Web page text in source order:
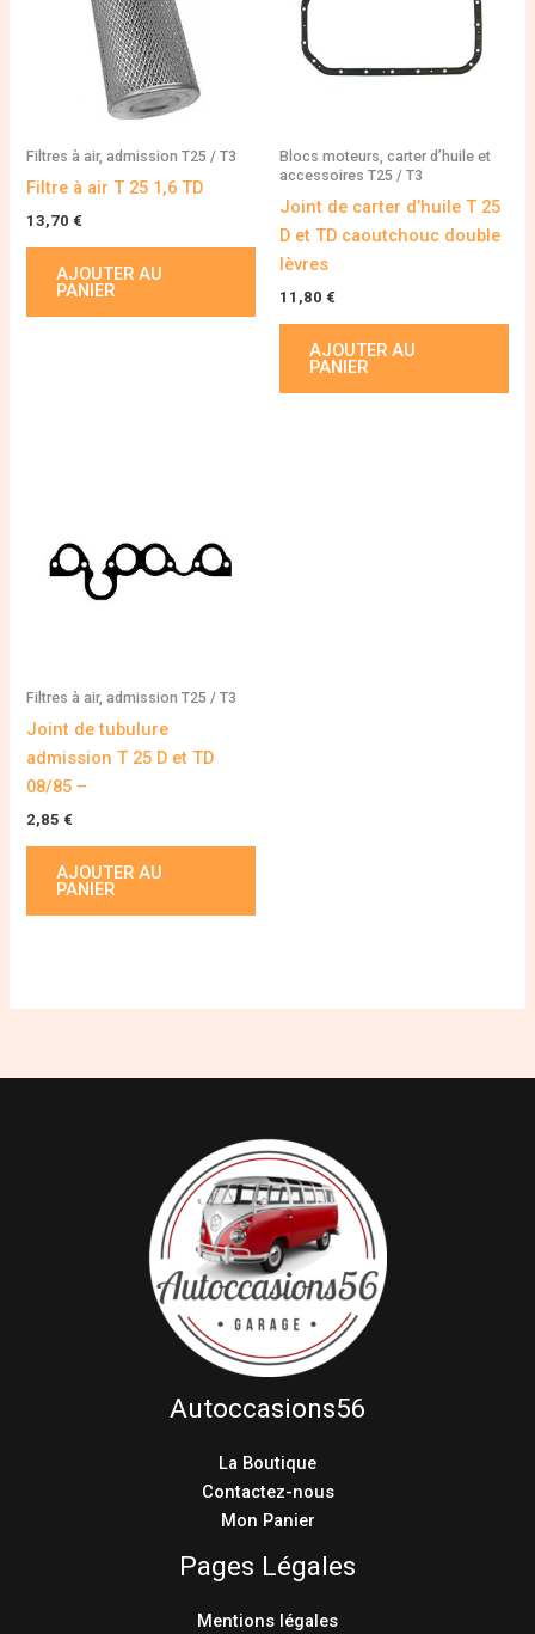
Filtres à air, admission T25 / T3
Filtre à air T 25 1,6 TD
13,70 €
AJOUTER AU
PANIER
Blocs moteurs, carter d’huile et
accessoires T25 / T3
Joint de carter d’huile T 25
D et TD caoutchouc double
lèvres
11,80 €
AJOUTER AU
PANIER
Filtres à air, admission T25 / T3
Joint de tubulure
admission T 25 D et TD
08/85 –
2,85 €
AJOUTER AU
PANIER
Autoccasions56
La Boutique
Contactez-nous
Mon Panier
Pages Légales
Mentions légales